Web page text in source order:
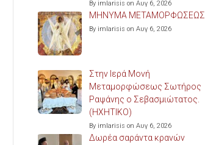
By imlarisis on Αυγ 6, 2026
ΜΗΝΥΜΑ ΜΕΤΑΜΟΡΦΩΣΕΩΣ
By imlarisis on Αυγ 6, 2026
Στην Ιερά Μονή
Μεταμορφώσεως Σωτήρος
Ραψάνης ο Σεβασμιώτατος.
(ΗΧΗΤΙΚΟ)
By imlarisis on Αυγ 6, 2026
Δωρέα σαράντα κρανών